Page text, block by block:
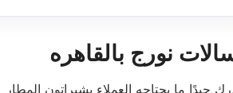
نورج بالقاهره